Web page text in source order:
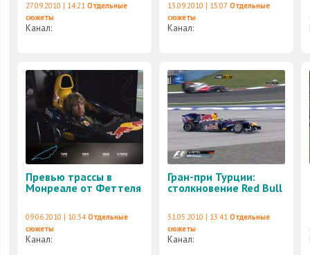
27.09.2010 | 14:21 Отдельные
сюжеты
Канал:
13.09.2010 | 15:07 Отдельные
сюжеты
Канал:
Превью трассы в
Монреале от Феттеля
09.06.2010 | 10:34 Отдельные
сюжеты
Канал:
Гран-при Турции:
столкновение Red Bull
31.05.2010 | 13:41 Отдельные
сюжеты
Канал: